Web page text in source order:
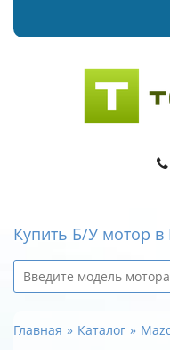
Купить Б/У мотор
Главная Каталог